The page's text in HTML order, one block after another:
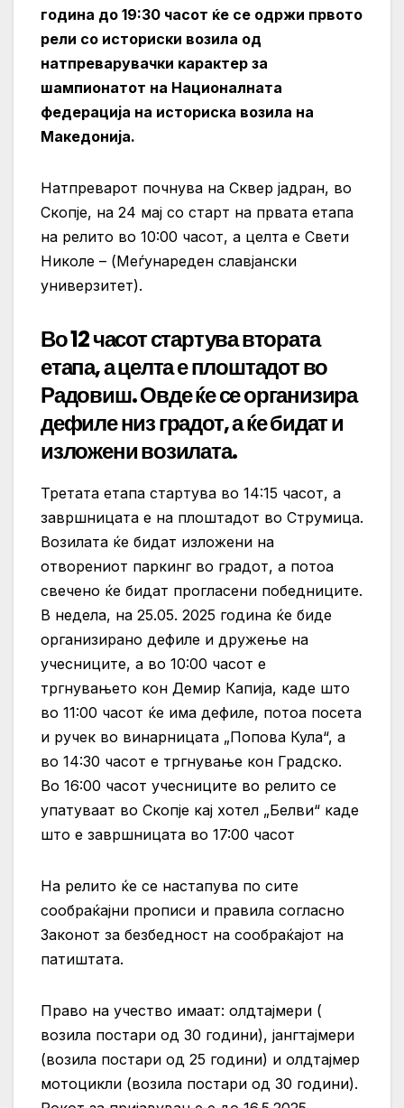
година до 19:30 часот ќе се одржи првото
рели со историски возила од
натпреварувачки карактер за
шампионатот на Националната
федерација на историска возила на
Македонија.
Натпреварот почнува на Сквер јадран, во
Скопје, на 24 мај со старт на првата етапа
на релито во 10:00 часот, а целта е Свети
Николе – (Meѓунареден славјански
универзитет).
Во 12 часот стартува втората
етапа, а целта е плоштадот во
Радовиш. Овде ќе се организира
дефиле низ градот, а ќе бидат и
изложени возилата.
Третата етапа стартува во 14:15 часот, а
завршницата е на плоштадот во Струмица.
Возилата ќе бидат изложени на
отворениот паркинг во градот, а потоа
свечено ќе бидат прогласени победниците.
В недела, на 25.05. 2025 година ќе биде
организирано дефиле и дружење на
учесниците, а во 10:00 часот е
тргнувањето кон Демир Капија, каде што
во 11:00 часот ќе има дефиле, потоа посета
и ручек во винарницата „Попова Кула“, а
во 14:30 часот е тргнување кон Градско.
Во 16:00 часот учесниците во релито се
упатуваат во Скопје кај хотел „Белви“ каде
што е завршницата во 17:00 часот
На релито ќе се настапува по сите
сообраќајни прописи и правила согласно
Законот за безбедност на сообраќајот на
патиштата.
Право на учество имаат: олдтајмери (
возила постари од 30 години), јангтајмери
(возила постари од 25 години) и олдтајмер
мотоцикли (возила постари од 30 години).